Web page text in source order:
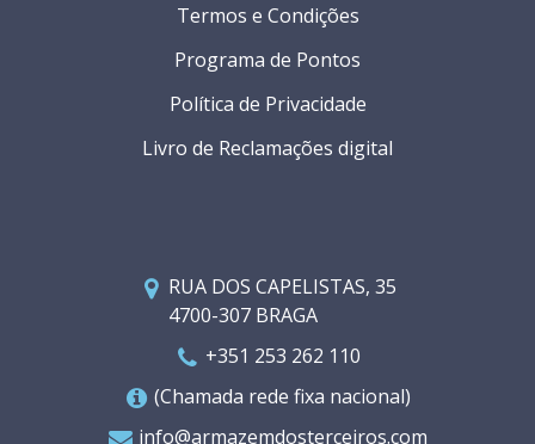
RUA DOS CAPELISTAS, 35
4700-307 BRAGA
+351 253 262 110
(Chamada rede fixa nacional)
info@armazemdosterceiros.com
Termos e Condições
Programa de Pontos
Política de Privacidade
Livro de Reclamações digital